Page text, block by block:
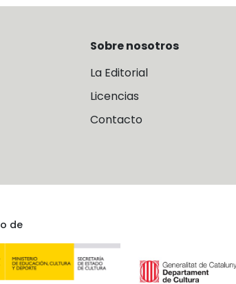
Sobre nosotros
La Editorial
Licencias
Contacto
de